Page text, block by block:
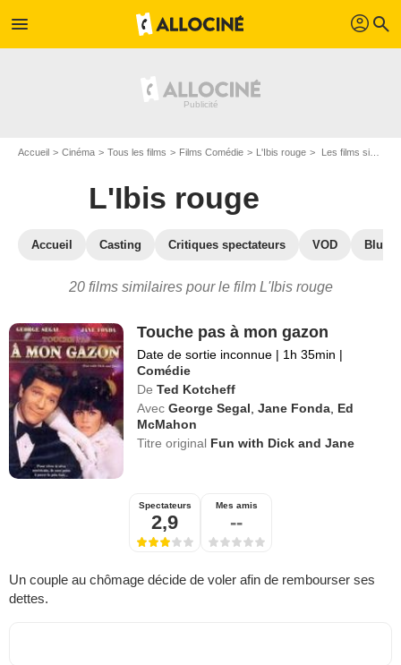
menu profil search
Accueil Cinéma Tous les films Films Comédie L'Ibis rouge Les films similaires à "L'Ibis rouge"
L'Ibis rouge
Accueil Casting Critiques spectateurs VOD Blu-
20 films similaires pour le film L'Ibis rouge
Touche pas à mon gazon
Date de sortie inconnue | 1h 35min |
Comédie
De Ted Kotcheff
Avec George Segal ,Jane Fonda Ed
McMahon
Titre original Fun with Dick and Jane
Spectateurs
2,9
Mes amis
--
Un couple au chômage décide de voler afin de rembourser ses
dettes.